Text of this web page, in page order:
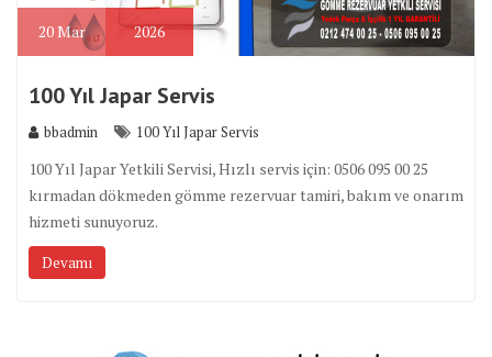
20Mar 2026
100 Yıl Japar Servis
bbadmin 100 Yıl Japar Servis
100 Yıl Japar Yetkili Servisi, Hızlı servis için: 0506 095 00 25
kırmadan dökmeden gömme rezervuar tamiri, bakım ve onarım
hizmeti sunuyoruz.
Devamı